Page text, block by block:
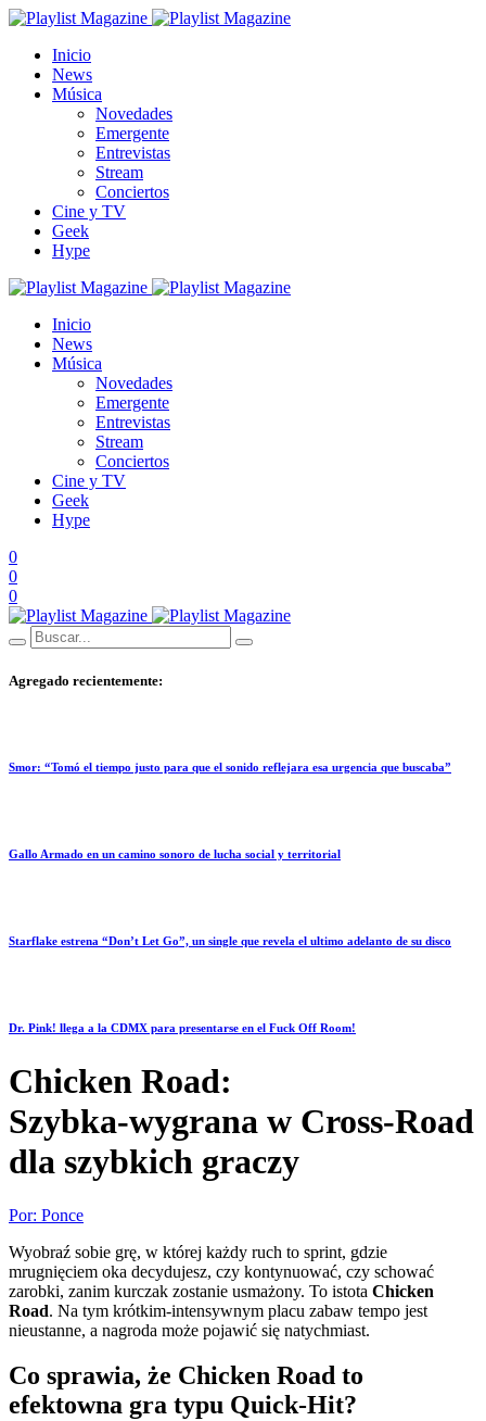
Inicio
News
Música
Novedades
Emergente
Entrevistas
Stream
Conciertos
Cine y TV
Geek
Hype
Inicio
News
Música
Novedades
Emergente
Entrevistas
Stream
Conciertos
Cine y TV
Geek
Hype
0
0
0
Agregado recientemente:
Smor: “Tomó el tiempo justo para que el sonido reflejara esa urgencia que buscaba”
Gallo Armado en un camino sonoro de lucha social y territorial
Starflake estrena “Don’t Let Go”, un single que revela el ultimo adelanto de su disco
Dr. Pink! llega a la CDMX para presentarse en el Fuck Off Room!
Chicken Road:
Szybka‑wygrana w Cross‑Road
dla szybkich graczy
Por: Ponce
Wyobraź sobie grę, w której każdy ruch to sprint, gdzie
mrugnięciem oka decydujesz, czy kontynuować, czy schować
zarobki, zanim kurczak zostanie usmażony. To istota Chicken
Road. Na tym krótkim‑intensywnym placu zabaw tempo jest
nieustanne, a nagroda może pojawić się natychmiast.
Co sprawia, że Chicken Road to
efektowna gra typu Quick‑Hit?